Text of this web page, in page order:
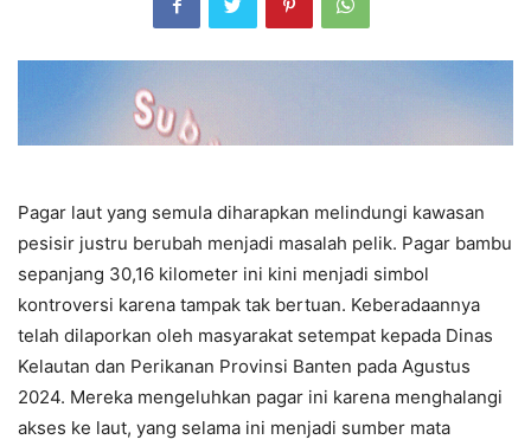
Pagar laut yang semula diharapkan melindungi kawasan
pesisir justru berubah menjadi masalah pelik. Pagar bambu
sepanjang 30,16 kilometer ini kini menjadi simbol
kontroversi karena tampak tak bertuan. Keberadaannya
telah dilaporkan oleh masyarakat setempat kepada Dinas
Kelautan dan Perikanan Provinsi Banten pada Agustus
2024. Mereka mengeluhkan pagar ini karena menghalangi
akses ke laut, yang selama ini menjadi sumber mata